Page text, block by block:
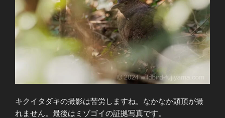
キクイタダキの撮影は苦労しますね。なかなか頭頂が撮
れません。最後はミゾゴイの証拠写真です。